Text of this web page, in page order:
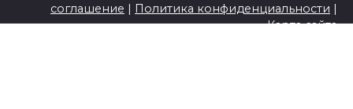
соглашение | Политика конфиденциальности |
Карта сайта